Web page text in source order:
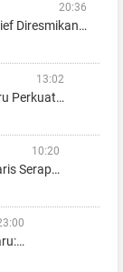
20:36
Diresmikan…
13:02
Perkuat…
10:20
Serap…